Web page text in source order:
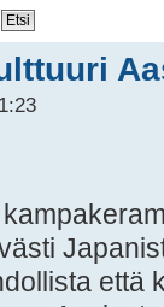
että